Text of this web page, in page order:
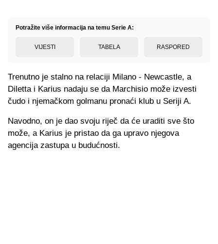
Potražite više informacija na temu Serie A:
VIJESTI TABELA RASPORED
Trenutno je stalno na relaciji Milano - Newcastle, a
Diletta i Karius nadaju se da Marchisio može izvesti
čudo i njemačkom golmanu pronaći klub u Seriji A.
Navodno, on je dao svoju riječ da će uraditi sve što
može, a Karius je pristao da ga upravo njegova
agencija zastupa u budućnosti.